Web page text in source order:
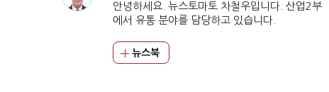
안녕하세요. 뉴스토마토 차철우입니다. 산업2부
에서 유통 분야를 담당하고 있습니다.
뉴스북